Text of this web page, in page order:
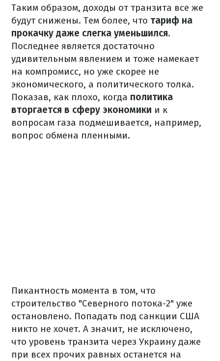
Таким образом, доходы от транзита все же
будут снижены. Тем более, что тариф на
прокачку даже слегка уменьшился.
Последнее является достаточно
удивительным явлением и тоже намекает
на компромисс, но уже скорее не
экономического, а политического толка.
Показав, как плохо, когда политика
вторгается в сферу экономики и к
вопросам газа подмешивается, например,
вопрос обмена пленными.
Пикантность момента в том, что
строительство "Северного потока-2" уже
остановлено. Попадать под санкции США
никто не хочет. А значит, не исключено,
что уровень транзита через Украину даже
при всех прочих равных останется на